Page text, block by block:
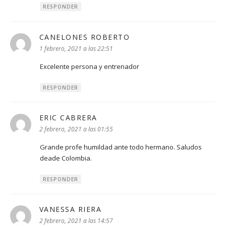
RESPONDER
CANELONES ROBERTO
1 febrero, 2021 a las 22:51
Excelente persona y entrenador
RESPONDER
ERIC CABRERA
2 febrero, 2021 a las 01:55
Grande profe humildad ante todo hermano. Saludos
deade Colombia.
RESPONDER
VANESSA RIERA
2 febrero, 2021 a las 14:57